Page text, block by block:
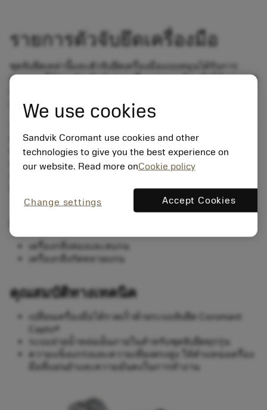
รายการตัวจับยึดเครื่องมือ
ชุดจับยึดเหล่านี้และตัวจับยึดเครื่องมือแบบหมุนได้รับการ
ออกแบบให้สอดรับเข้ากับส่วนเชื่อมต่อของป้อมมีดได้อย่างพอ
แบรนด์
ตั้ง และเปลี่ยนเครื่องมือของคุณ ทำให้เครื่องจักรสามารถ
ทำงานได้ต่อเนื่องยาวนานยิ่งขึ้น ระบบจ่ายน้ำหล่อเย็นภายใน
ทำให้แน่ใจได้ว่าเครื่องจักรจะสามารถทำงานได้อย่างเต็มที่
มีการตัดเฉือนอย่างแม่นยำและช่วยลดขั้นตอนการปรับตั้ง
เครื่องกลึงสองและสแกน
เครื่องกลึงกัดหลายแกน
คุณสมบัติทางเทคนิค
เปลี่ยนเครื่องมือได้รวดเร็วด้วยระบบจับยึด Coromant
Capto®
ระบบจ่ายน้ำหล่อเย็นภายในสำหรับชุดจับยึดทุกรุ่น
ความแข็งแกร่งและความเที่ยงตรงสูง ให้ตำแหน่งเครื่อง
มือที่แม่นยำและความมั่นคงในการทำงาน
We use cookies
Sandvik Coromant use cookies and other
technologies to give you the best experience on
our website. Read more onCookie policy
Change settings Accept Cookies